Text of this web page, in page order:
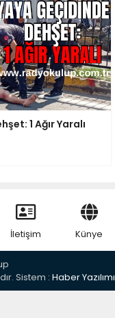
1 Ağır Yaralı
İletişim Künye
Sistem : Haber Yazılımı